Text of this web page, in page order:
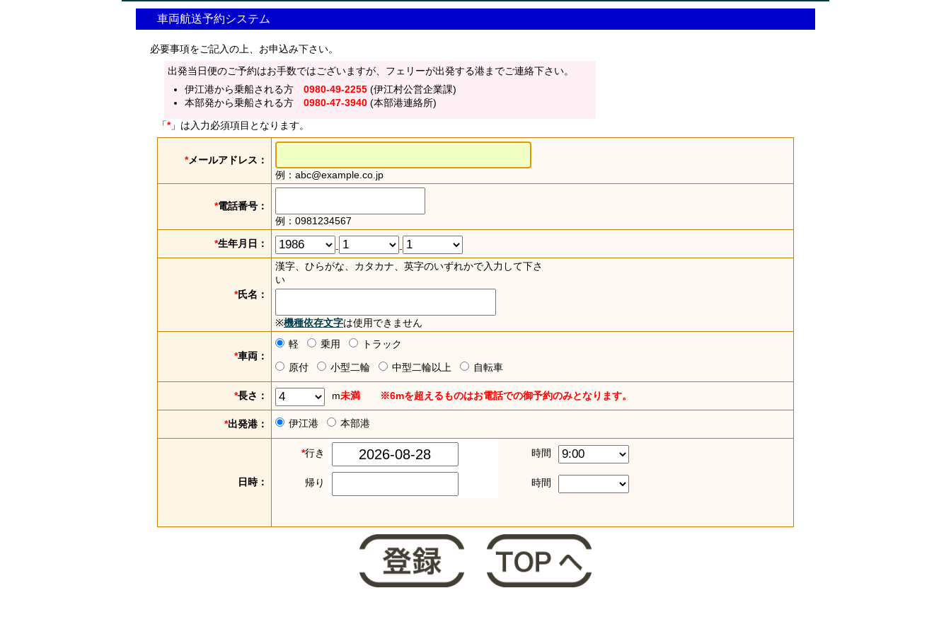
車両航送予約システム
必要事項をご記入の上、お申込み下さい。
出発当日便のご予約はお手数ではございますが、フェリーが出発する港までご連絡下さい。
伊江港から乗船される方 0980-49-2255 (伊江村公営企業課)
本部発から乗船される方 0980-47-3940 (本部港連絡所)
「*」は入力必須項目となります。
*メールアドレス：
例：abc@example.co.jp
*電話番号：
例：0981234567
*生年月日： - -
*氏名：
漢字、ひらがな、カタカナ、英字のいずれかで入力して下さ
い
※機種依存文字は使用できません
*車両：
軽 乗用 トラック
原付 小型二輪 中型二輪以上 自転車
*長さ： m未満 ※6mを超えるものはお電話での御予約のみとなります。
*出発港： 伊江港 本部港
日時：
*行き 時間
帰り 時間